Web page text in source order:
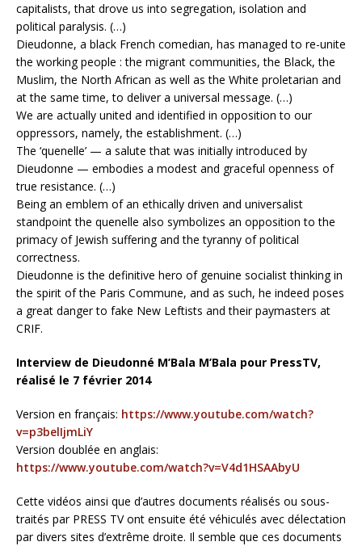
capitalists, that drove us into segregation, isolation and
political paralysis. (…)
Dieudonne, a black French comedian, has managed to re-unite
the working people : the migrant communities, the Black, the
Muslim, the North African as well as the White proletarian and
at the same time, to deliver a universal message. (…)
We are actually united and identified in opposition to our
oppressors, namely, the establishment. (…)
The ‘quenelle’ — a salute that was initially introduced by
Dieudonne — embodies a modest and graceful openness of
true resistance. (…)
Being an emblem of an ethically driven and universalist
standpoint the quenelle also symbolizes an opposition to the
primacy of Jewish suffering and the tyranny of political
correctness.
Dieudonne is the definitive hero of genuine socialist thinking in
the spirit of the Paris Commune, and as such, he indeed poses
a great danger to fake New Leftists and their paymasters at
CRIF.
Interview de Dieudonné M’Bala M’Bala pour PressTV,
réalisé le 7 février 2014
Version en français: https://www.youtube.com/watch?
v=p3belIjmLiY
Version doublée en anglais:
https://www.youtube.com/watch?v=V4d1HSAAbyU
Cette vidéos ainsi que d’autres documents réalisés ou sous-
traités par PRESS TV ont ensuite été véhiculés avec délectation
par divers sites d’extrême droite. Il semble que ces documents